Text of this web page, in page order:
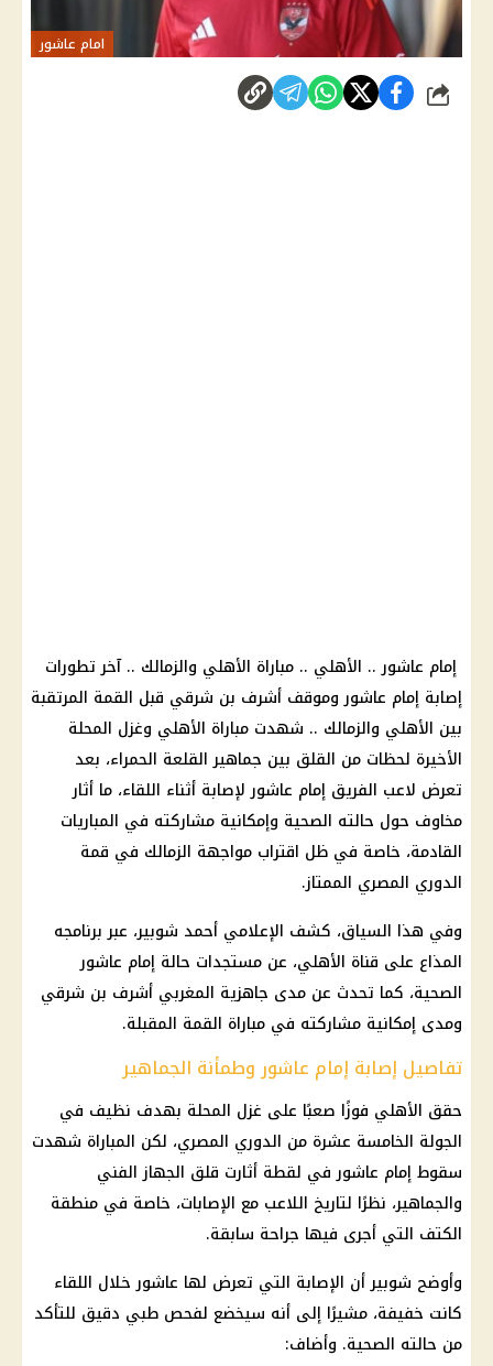
امام عاشور
شارك
إمام عاشور .. الأهلي .. مباراة الأهلي والزمالك .. آخر تطورات
إصابة إمام عاشور وموقف أشرف بن شرقي قبل القمة المرتقبة
بين الأهلي والزمالك .. شهدت مباراة الأهلي وغزل المحلة
الأخيرة لحظات من القلق بين جماهير القلعة الحمراء، بعد
تعرض لاعب الفريق إمام عاشور لإصابة أثناء اللقاء، ما أثار
مخاوف حول حالته الصحية وإمكانية مشاركته في المباريات
القادمة، خاصة في ظل اقتراب مواجهة الزمالك في قمة
الدوري المصري الممتاز.
وفي هذا السياق، كشف الإعلامي أحمد شوبير، عبر برنامجه
المذاع على قناة الأهلي، عن مستجدات حالة إمام عاشور
الصحية، كما تحدث عن مدى جاهزية المغربي أشرف بن شرقي
ومدى إمكانية مشاركته في مباراة القمة المقبلة.
تفاصيل إصابة إمام عاشور وطمأنة الجماهير
حقق الأهلي فوزًا صعبًا على غزل المحلة بهدف نظيف في
الجولة الخامسة عشرة من الدوري المصري، لكن المباراة شهدت
سقوط إمام عاشور في لقطة أثارت قلق الجهاز الفني
والجماهير، نظرًا لتاريخ اللاعب مع الإصابات، خاصة في منطقة
الكتف التي أجرى فيها جراحة سابقة.
وأوضح شوبير أن الإصابة التي تعرض لها عاشور خلال اللقاء
كانت خفيفة، مشيرًا إلى أنه سيخضع لفحص طبي دقيق للتأكد
من حالته الصحية. وأضاف: